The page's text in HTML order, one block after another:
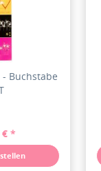
Buchstabe
€ *